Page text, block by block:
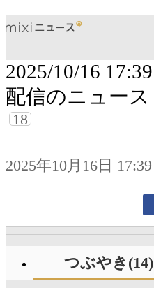
2025/10/16 17:39
配信のニュース
18
2025年10月16日 17:39
つぶやき(14)